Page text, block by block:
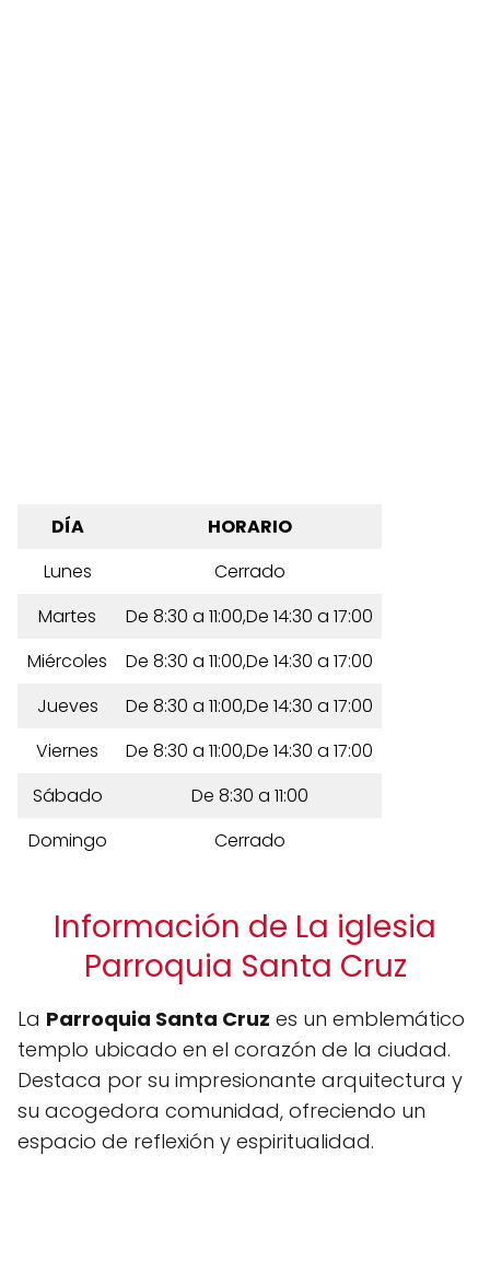
DÍA
HORARIO
Lunes
Cerrado
Martes
De 8:30 a 11:00,De 14:30 a 17:00
Miércoles
De 8:30 a 11:00,De 14:30 a 17:00
Jueves
De 8:30 a 11:00,De 14:30 a 17:00
Viernes
De 8:30 a 11:00,De 14:30 a 17:00
Sábado
De 8:30 a 11:00
Domingo
Cerrado
Información de La iglesia
Parroquia Santa Cruz
La Parroquia Santa Cruz es un emblemático
templo ubicado en el corazón de la ciudad.
Destaca por su impresionante arquitectura y
su acogedora comunidad, ofreciendo un
espacio de reflexión y espiritualidad.